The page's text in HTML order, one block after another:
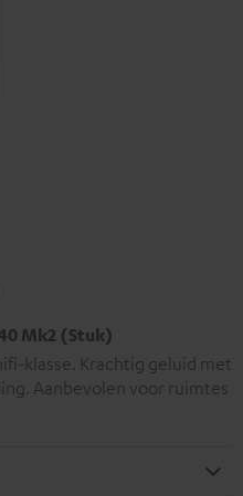
Mk2 (Stuk)
klasse. Krachtig geluid met
Aanbevolen voor ruimtes